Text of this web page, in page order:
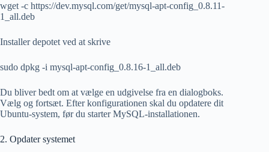
wget -c https://dev.mysql.com/get/mysql-apt-config_0.8.11-
1_all.deb
Installer depotet ved at skrive
sudo dpkg -i mysql-apt-config_0.8.16-1_all.deb
Du bliver bedt om at vælge en udgivelse fra en dialogboks.
Vælg og fortsæt. Efter konfigurationen skal du opdatere dit
Ubuntu-system, før du starter MySQL-installationen.
2. Opdater systemet